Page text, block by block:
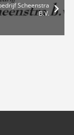
Scheenstra
B.V.